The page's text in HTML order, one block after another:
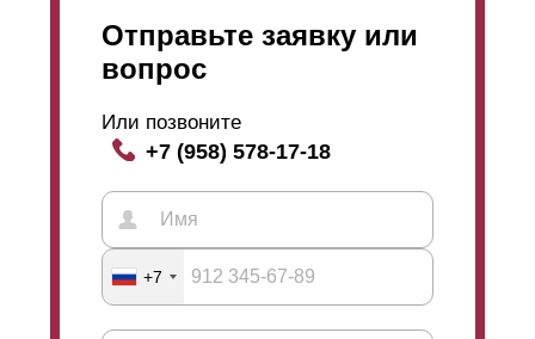
Отправьте заявку или
вопрос
Или позвоните
+7 (958) 578-17-18
+7